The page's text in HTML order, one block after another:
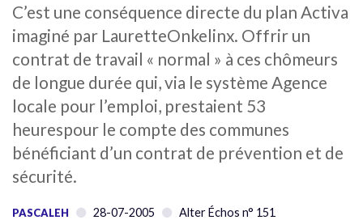
C’est une conséquence directe du plan Activa
imaginé par LauretteOnkelinx. Offrir un
contrat de travail « normal » à ces chômeurs
de longue durée qui, via le système Agence
locale pour l’emploi, prestaient 53
heurespour le compte des communes
bénéficiant d’un contrat de prévention et de
sécurité.
PASCALEH 28-07-2005 Alter Échos n° 151